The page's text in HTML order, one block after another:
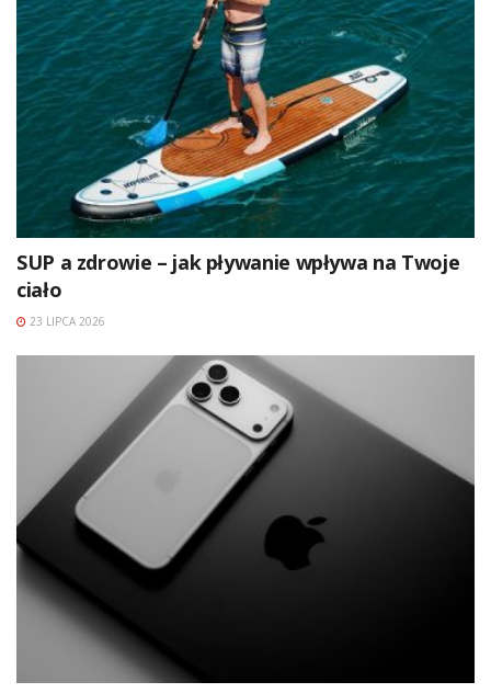
SUP a zdrowie – jak pływanie wpływa na Twoje
ciało
23 LIPCA 2026